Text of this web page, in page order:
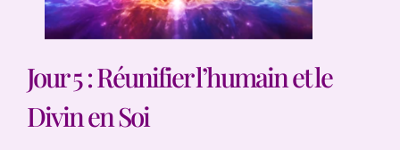
Jour 5 : Réunifier l’humain et le
Divin en Soi